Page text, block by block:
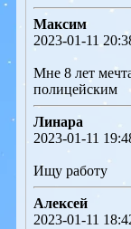
Максим
2023-01-11
Мне 8 лет
полицейским
Линара
2023-01-11
Ищу работу
Алексей
2023-01-11